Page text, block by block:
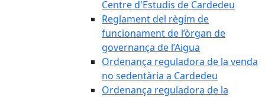
Centre d'Estudis de Cardedeu
Reglament del règim de
funcionament de l’òrgan de
governança de l’Aigua
Ordenança reguladora de la venda
no sedentària a Cardedeu
Ordenança reguladora de la